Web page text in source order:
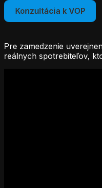
Konzultácia k VOP
Pre zamedzenie
reálnych spotrebiteľov,